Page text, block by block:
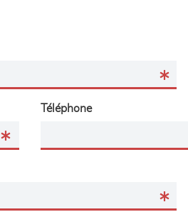
Téléphone